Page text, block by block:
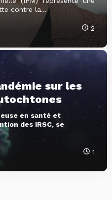
contre la...
2
sur les
en santé et
des IRSC, se
1